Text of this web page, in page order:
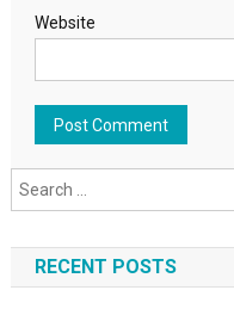
Website
RECENT POSTS